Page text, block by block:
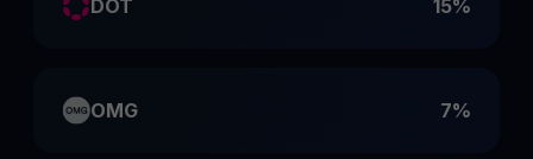
DOT 15%
OMG 7%